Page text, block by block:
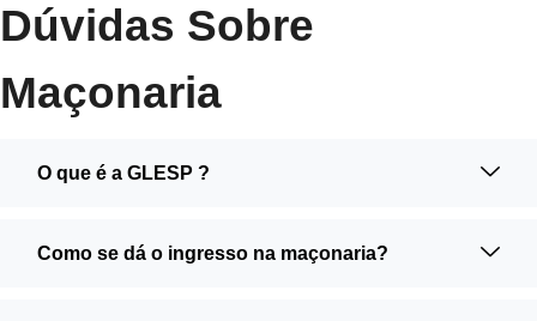
Dúvidas Sobre
Maçonaria
O que é a GLESP ?
Como se dá o ingresso na maçonaria?